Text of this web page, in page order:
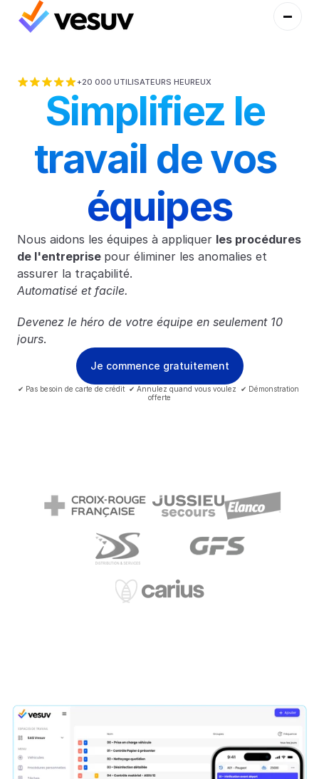
+20 000 UTILISATEURS HEUREUX
Simplifiez le
travail de vos
équipes
Nous aidons les équipes à appliquer les procédures
de l'entreprise pour éliminer les anomalies et
assurer la traçabilité.
Automatisé et facile.
Devenez le héro de votre équipe en seulement 10
jours.
Je commence gratuitement
✔ Pas besoin de carte de crédit  ✔ Annulez quand vous voulez  ✔ Démonstration
offerte